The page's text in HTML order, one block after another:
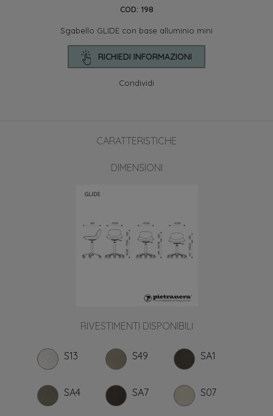
COD: 198
Sgabello GLIDE con base alluminio mini
RICHIEDI INFORMAZIONI
Condividi
CARATTERISTICHE
DIMENSIONI
RIVESTIMENTI DISPONIBILI
S13 S49 SA1
SA4 SA7 S07